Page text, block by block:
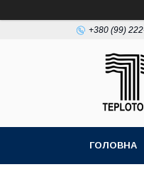
+380 (99)
ГОЛОВНА